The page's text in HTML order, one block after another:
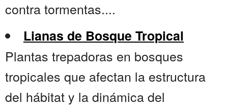
contra tormentas....
Lianas de Bosque Tropical
Plantas trepadoras en bosques
tropicales que afectan la estructura
del hábitat y la dinámica del